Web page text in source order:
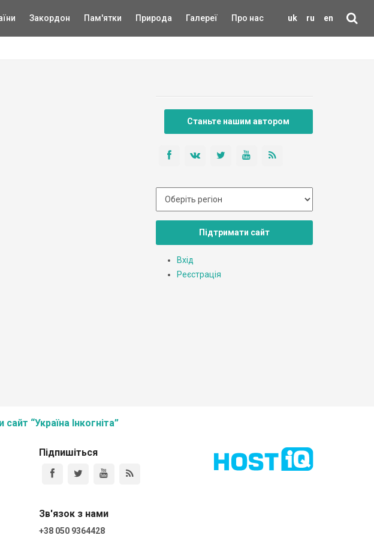
uk ru en
Закордон Пам'ятки Природа Галереї Про нас
Станьте нашим автором
Підтримати сайт
Вхід
Реєстрація
“Україна Інкогніта”
Підпишіться
Зв'язок з нами
+38 050 9364428